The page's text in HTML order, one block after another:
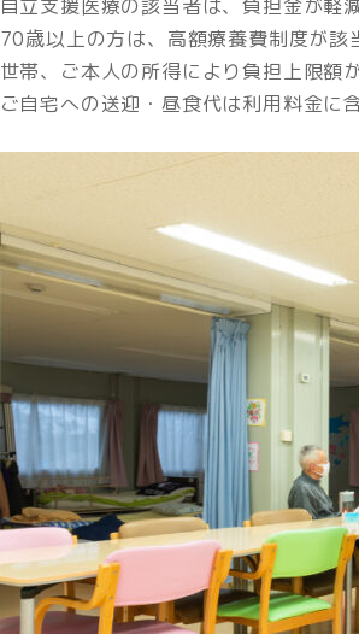
自立支援医療の該当者は、負担金が軽
70歳以上の方は、高額療養費制度が該
世帯、ご本人の所得により負担上限額
ご自宅への送迎・昼食代は利用料金に